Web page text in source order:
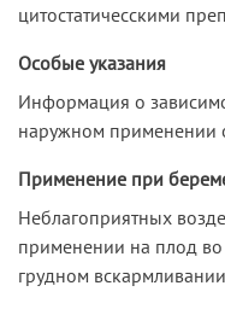
цитостатичесскими
Особые указания
Информация о
наружном применении
Применение при
Неблагоприятных
применении на плод
грудном